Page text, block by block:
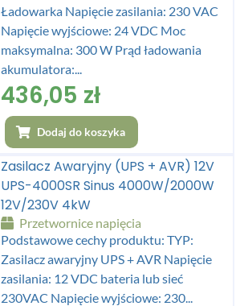
Ładowarka Napięcie zasilania: 230 VAC
Napięcie wyjściowe: 24 VDC Moc
maksymalna: 300 W Prąd ładowania
akumulatora:...
436,05 zł
Dodaj do koszyka
Zasilacz Awaryjny (UPS + AVR) 12V
UPS-4000SR Sinus 4000W/2000W
12V/230V 4kW
Przetwornice napięcia
Podstawowe cechy produktu: TYP:
Zasilacz awaryjny UPS + AVR Napięcie
zasilania: 12 VDC bateria lub sieć
230VAC Napięcie wyjściowe: 230...